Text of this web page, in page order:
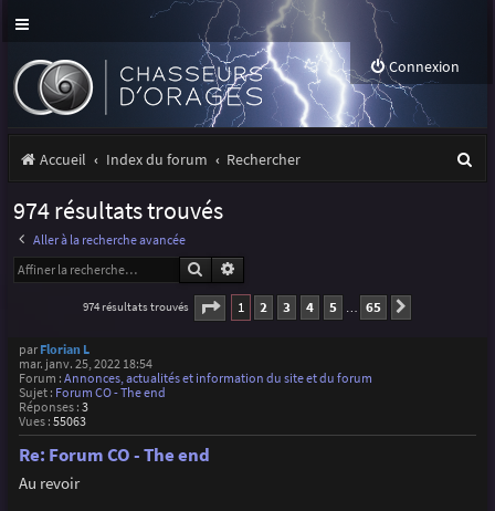
Connexion
Accueil Index du forum Rechercher
974 résultats trouvés
Aller à la recherche avancée
Rechercher
974 résultats trouvés Page 1sur
1 2 3 4 5 … 65
par Florian L
mar. janv. 25, 2022 18:54
Forum : Annonces, actualités et information du site et du forum
Sujet : Forum CO - The end
Réponses : 3
Vues : 55063
Re: Forum CO - The end
Au revoir